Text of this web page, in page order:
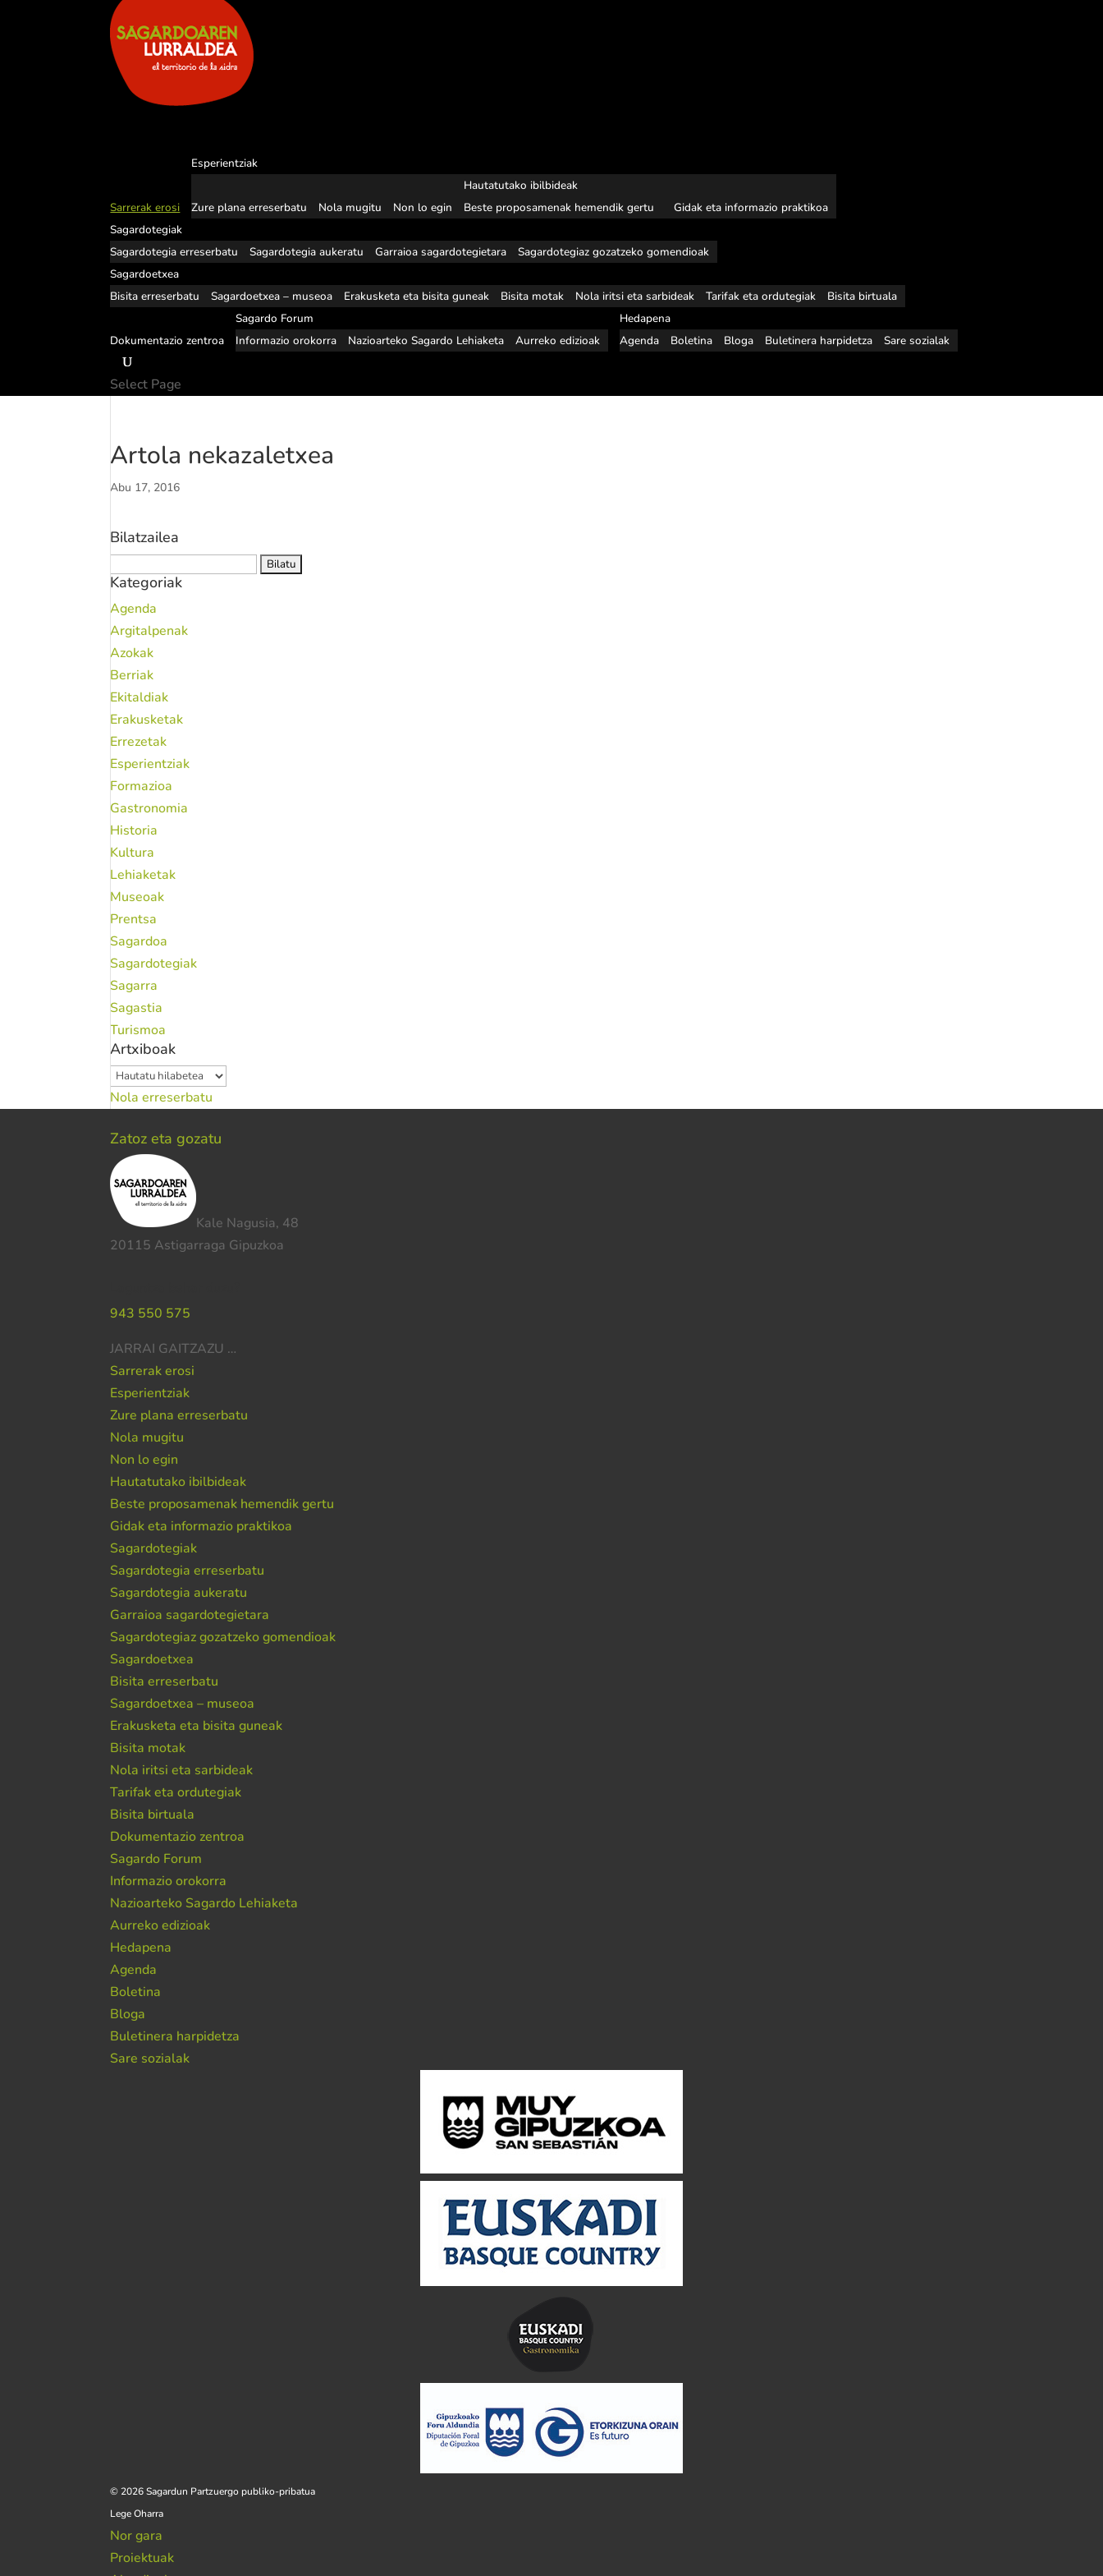
Sarrerak erosi
Esperientziak
Zure plana erreserbatu Nola mugitu Non lo egin
Hautatutako ibilbideak
Beste proposamenak hemendik gertu
Gidak eta informazio praktikoa
Sagardotegiak
Sagardotegia erreserbatu
Sagardotegia aukeratu Garraioa sagardotegietara
Sagardotegiaz gozatzeko gomendioak
Sagardoetxea
Bisita erreserbatu
Sagardoetxea – museoa Erakusketa eta bisita guneak Bisita motak Nola iritsi eta sarbideak Tarifak eta ordutegiak Bisita birtuala
Dokumentazio zentroa
Sagardo Forum
Informazio orokorra
Nazioarteko Sagardo Lehiaketa Aurreko edizioak
Hedapena
Agenda
Boletina Bloga Buletinera harpidetza Sare sozialak
Select Page
Artola nekazaletxea
Abu 17, 2016
Bilatzailea
Kategoriak
Agenda
Argitalpenak
Azokak
Berriak
Ekitaldiak
Erakusketak
Errezetak
Esperientziak
Formazioa
Gastronomia
Historia
Kultura
Lehiaketak
Museoak
Prentsa
Sagardoa
Sagardotegiak
Sagarra
Sagastia
Turismoa
Artxiboak
Artxiboak
Nola erreserbatu
Zatoz eta gozatu
Kale Nagusia, 48
20115 Astigarraga Gipuzkoa
943 550 575
JARRAI GAITZAZU …
Sarrerak erosi
Esperientziak
Zure plana erreserbatu
Nola mugitu
Non lo egin
Hautatutako ibilbideak
Beste proposamenak hemendik gertu
Gidak eta informazio praktikoa
Sagardotegiak
Sagardotegia erreserbatu
Sagardotegia aukeratu
Garraioa sagardotegietara
Sagardotegiaz gozatzeko gomendioak
Sagardoetxea
Bisita erreserbatu
Sagardoetxea – museoa
Erakusketa eta bisita guneak
Bisita motak
Nola iritsi eta sarbideak
Tarifak eta ordutegiak
Bisita birtuala
Dokumentazio zentroa
Sagardo Forum
Informazio orokorra
Nazioarteko Sagardo Lehiaketa
Aurreko edizioak
Hedapena
Agenda
Boletina
Bloga
Buletinera harpidetza
Sare sozialak
© 2026 Sagardun Partzuergo publiko-pribatua
Lege Oharra
Nor gara
Proiektuak